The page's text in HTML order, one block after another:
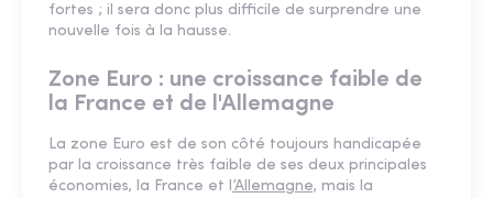
fortes ; il sera donc plus difficile de surprendre une
nouvelle fois à la hausse.
Zone Euro : une croissance faible de
la France et de l'Allemagne
La zone Euro est de son côté toujours handicapée
par la croissance très faible de ses deux principales
économies, la France et l’Allemagne, mais la